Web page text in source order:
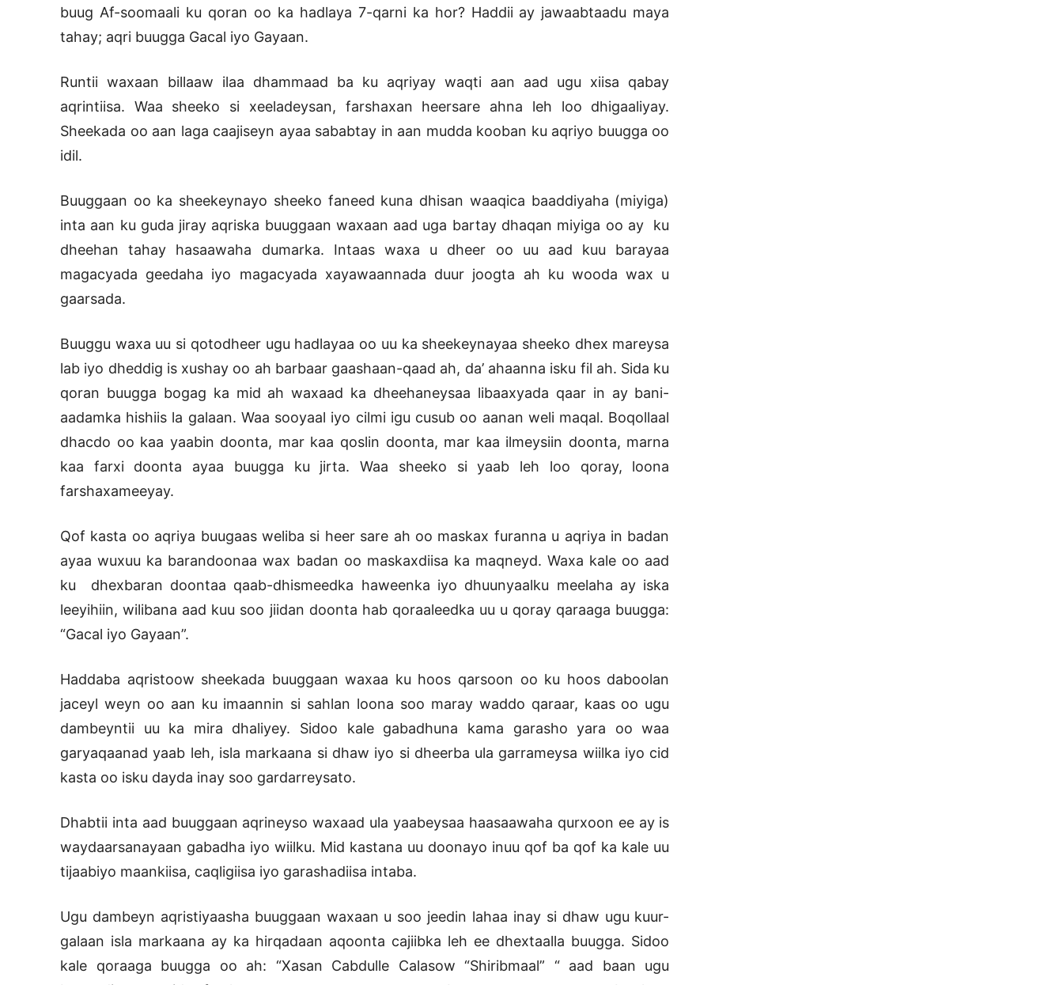
buug Af-soomaali ku qoran oo ka hadlaya 7-qarni ka hor? Haddii ay jawaabtaadu maya
tahay; aqri buugga Gacal iyo Gayaan.
Runtii waxaan billaaw ilaa dhammaad ba ku aqriyay waqti aan aad ugu xiisa qabay
aqrintiisa. Waa sheeko si xeeladeysan, farshaxan heersare ahna leh loo dhigaaliyay.
Sheekada oo aan laga caajiseyn ayaa sababtay in aan mudda kooban ku aqriyo buugga oo
idil.
Buuggaan oo ka sheekeynayo sheeko faneed kuna dhisan waaqica baaddiyaha (miyiga)
inta aan ku guda jiray aqriska buuggaan waxaan aad uga bartay dhaqan miyiga oo ay ku
dheehan tahay hasaawaha dumarka. Intaas waxa u dheer oo uu aad kuu barayaa
magacyada geedaha iyo magacyada xayawaannada duur joogta ah ku wooda wax u
gaarsada.
Buuggu waxa uu si qotodheer ugu hadlayaa oo uu ka sheekeynayaa sheeko dhex mareysa
lab iyo dheddig is xushay oo ah barbaar gaashaan-qaad ah, da’ ahaanna isku fil ah. Sida ku
qoran buugga bogag ka mid ah waxaad ka dheehaneysaa libaaxyada qaar in ay bani-
aadamka hishiis la galaan. Waa sooyaal iyo cilmi igu cusub oo aanan weli maqal. Boqollaal
dhacdo oo kaa yaabin doonta, mar kaa qoslin doonta, mar kaa ilmeysiin doonta, marna
kaa farxi doonta ayaa buugga ku jirta. Waa sheeko si yaab leh loo qoray, loona
farshaxameeyay.
Qof kasta oo aqriya buugaas weliba si heer sare ah oo maskax furanna u aqriya in badan
ayaa wuxuu ka barandoonaa wax badan oo maskaxdiisa ka maqneyd. Waxa kale oo aad
ku dhexbaran doontaa qaab-dhismeedka haweenka iyo dhuunyaalku meelaha ay iska
leeyihiin, wilibana aad kuu soo jiidan doonta hab qoraaleedka uu u qoray qaraaga buugga:
“Gacal iyo Gayaan”.
Haddaba aqristoow sheekada buuggaan waxaa ku hoos qarsoon oo ku hoos daboolan
jaceyl weyn oo aan ku imaannin si sahlan loona soo maray waddo qaraar, kaas oo ugu
dambeyntii uu ka mira dhaliyey. Sidoo kale gabadhuna kama garasho yara oo waa
garyaqaanad yaab leh, isla markaana si dhaw iyo si dheerba ula garrameysa wiilka iyo cid
kasta oo isku dayda inay soo gardarreysato.
Dhabtii inta aad buuggaan aqrineyso waxaad ula yaabeysaa haasaawaha qurxoon ee ay is
waydaarsanayaan gabadha iyo wiilku. Mid kastana uu doonayo inuu qof ba qof ka kale uu
tijaabiyo maankiisa, caqligiisa iyo garashadiisa intaba.
Ugu dambeyn aqristiyaasha buuggaan waxaan u soo jeedin lahaa inay si dhaw ugu kuur-
galaan isla markaana ay ka hirqadaan aqoonta cajiibka leh ee dhextaalla buugga. Sidoo
kale qoraaga buugga oo ah: “Xasan Cabdulle Calasow “Shiribmaal” “ aad baan ugu